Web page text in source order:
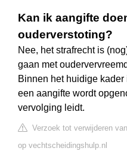
Kan ik aangifte
ouderverstoting?
Nee, het strafrecht is
gaan met
Binnen het huidige
een aangifte wordt
vervolging leidt.
Verzoek tot verwijderen
op vechtscheidingshulp.nl